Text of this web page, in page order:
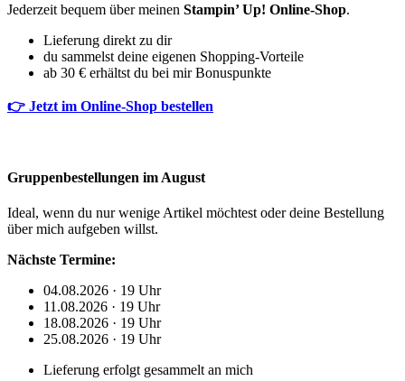
Jederzeit bequem über meinen Stampin’ Up! Online-Shop.
Lieferung direkt zu dir
du sammelst deine eigenen Shopping-Vorteile
ab 30 € erhältst du bei mir Bonuspunkte
👉 Jetzt im Online-Shop bestellen
Gruppenbestellungen im August
Ideal, wenn du nur wenige Artikel möchtest oder deine Bestellung
über mich aufgeben willst.
Nächste Termine:
04.08.2026 · 19 Uhr
11.08.2026 · 19 Uhr
18.08.2026 · 19 Uhr
25.08.2026 · 19 Uhr
Lieferung erfolgt gesammelt an mich